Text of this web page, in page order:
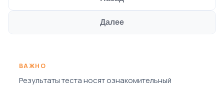
Далее
ВАЖНО
Результаты теста носят ознакомительный